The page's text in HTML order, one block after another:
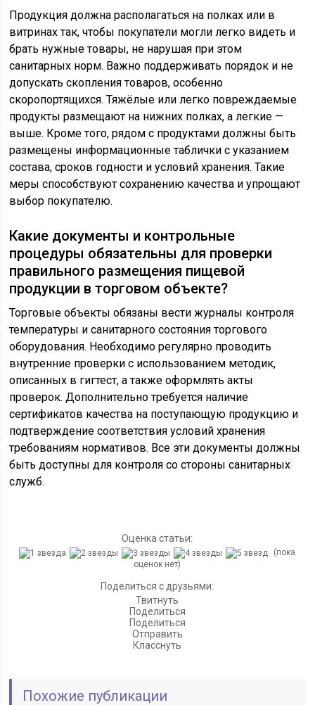
Продукция должна располагаться на полках или в
витринах так, чтобы покупатели могли легко видеть и
брать нужные товары, не нарушая при этом
санитарных норм. Важно поддерживать порядок и не
допускать скопления товаров, особенно
скоропортящихся. Тяжёлые или легко повреждаемые
продукты размещают на нижних полках, а легкие —
выше. Кроме того, рядом с продуктами должны быть
размещены информационные таблички с указанием
состава, сроков годности и условий хранения. Такие
меры способствуют сохранению качества и упрощают
выбор покупателю.
Какие документы и контрольные
процедуры обязательны для проверки
правильного размещения пищевой
продукции в торговом объекте?
Торговые объекты обязаны вести журналы контроля
температуры и санитарного состояния торгового
оборудования. Необходимо регулярно проводить
внутренние проверки с использованием методик,
описанных в гигтест, а также оформлять акты
проверок. Дополнительно требуется наличие
сертификатов качества на поступающую продукцию и
подтверждение соответствия условий хранения
требованиям нормативов. Все эти документы должны
быть доступны для контроля со стороны санитарных
служб.
Оценка статьи:
(пока
оценок нет)
Поделиться с друзьями:
Твитнуть
Поделиться
Поделиться
Отправить
Класснуть
Похожие публикации